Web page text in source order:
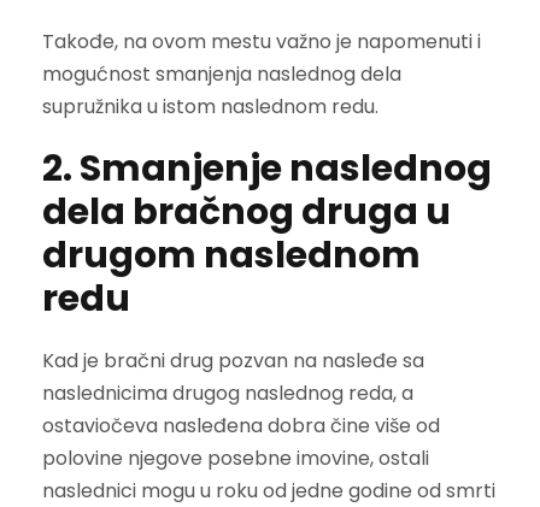
Takođe, na ovom mestu važno je napomenuti i
mogućnost smanjenja naslednog dela
supružnika u istom naslednom redu.
2. Smanjenje naslednog
dela bračnog druga u
drugom naslednom
redu
Kad je bračni drug pozvan na nasleđe sa
naslednicima drugog naslednog reda, a
ostaviočeva nasleđena dobra čine više od
polovine njegove posebne imovine, ostali
naslednici mogu u roku od jedne godine od smrti